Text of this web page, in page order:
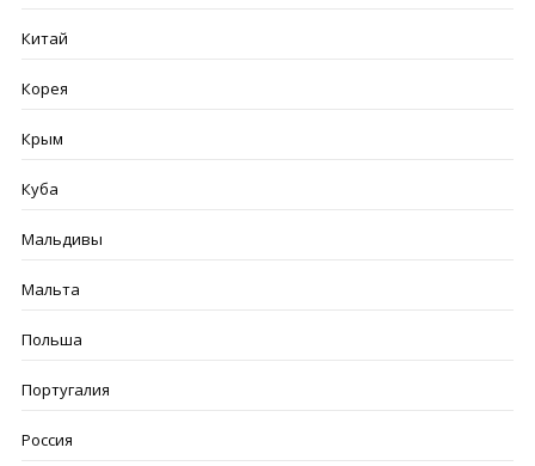
Китай
Корея
Крым
Куба
Мальдивы
Мальта
Польша
Португалия
Россия